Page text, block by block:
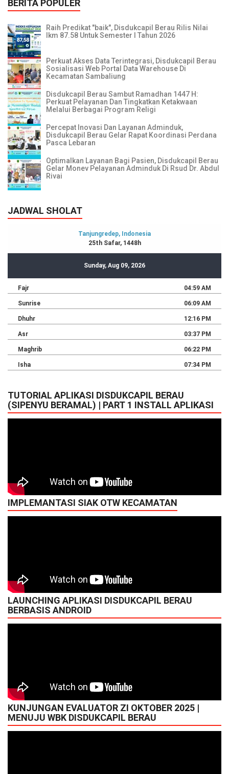
BERITA POPULER
Raih Predikat "baik", Disdukcapil Berau Rilis Nilai
Ikm 87.58 Untuk Semester I Tahun 2026
Perkuat Akses Data Terintegrasi, Disdukcapil Berau
Sosialisasi Web Portal Data Warehouse Di
Kecamatan Sambaliung
Disdukcapil Berau Sambut Ramadhan 1447 H:
Perkuat Pelayanan Dan Tingkatkan Ketakwaan
Melalui Berbagai Program Religi
Percepat Inovasi Dan Layanan Adminduk,
Disdukcapil Berau Gelar Rapat Koordinasi Perdana
Pasca Lebaran
Optimalkan Layanan Bagi Pasien, Disdukcapil Berau
Gelar Monev Pelayanan Adminduk Di Rsud Dr. Abdul
Rivai
JADWAL SHOLAT
TUTORIAL APLIKASI DISDUKCAPIL BERAU
(SIPENYU BERAMAL) | PART 1 INSTALL APLIKASI
IMPLEMANTASI SIAK OTW KECAMATAN
LAUNCHING APLIKASI DISDUKCAPIL BERAU
BERBASIS ANDROID
KUNJUNGAN EVALUATOR ZI OKTOBER 2025 |
MENUJU WBK DISDUKCAPIL BERAU